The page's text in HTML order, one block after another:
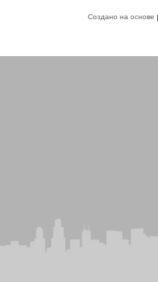
Создано на основе